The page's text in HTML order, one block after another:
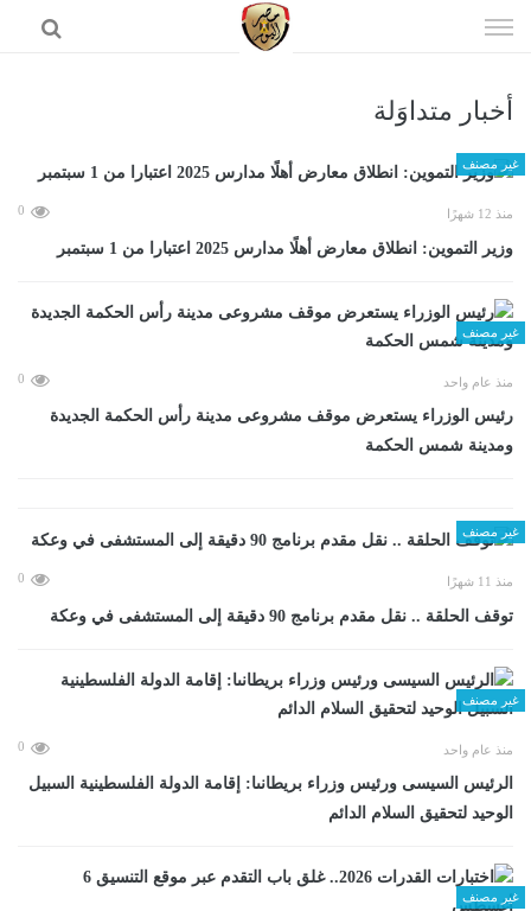
الى
أخبار متداوَلة
غير مصنف
منذ 12 شهرًا 0
وزير التموين: انطلاق معارض أهلًا مدارس 2025 اعتبارا من 1 سبتمبر
غير مصنف
منذ عام واحد 0
رئيس الوزراء يستعرض موقف مشروعى مدينة رأس الحكمة الجديدة
ومدينة شمس الحكمة
غير مصنف
منذ 11 شهرًا 0
توقف الحلقة .. نقل مقدم برنامج 90 دقيقة إلى المستشفى في وعكة
غير مصنف
منذ عام واحد 0
الرئيس السيسى ورئيس وزراء بريطانىا: إقامة الدولة الفلسطينية السبيل
الوحيد لتحقيق السلام الدائم
غير مصنف